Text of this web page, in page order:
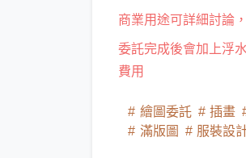
商業用途可詳細討論
委託完成後會加上浮
費用
繪圖委託 插畫
滿版圖
服裝設